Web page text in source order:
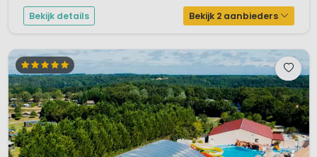
Bekijk details Bekijk 2 aanbieders